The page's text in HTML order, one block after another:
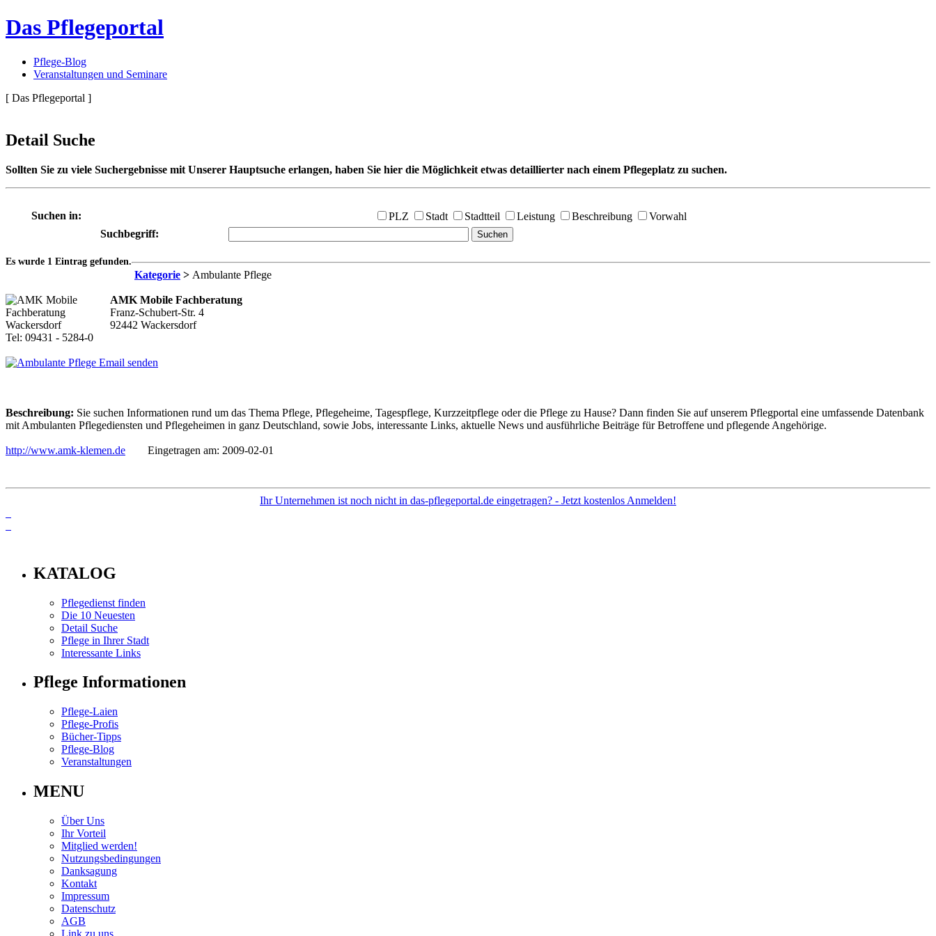
Das Pflegeportal
Pflege-Blog
Veranstaltungen und Seminare
[ Das Pflegeportal ]
Detail Suche
Sollten Sie zu viele Suchergebnisse mit Unserer Hauptsuche erlangen, haben Sie hier die Möglichkeit etwas detaillierter nach einem Pflegeplatz zu suchen.
Suchen in: PLZ Stadt Stadtteil Leistung Beschreibung
Vorwahl
Suchbegriff:
Es wurde 1 Eintrag gefunden.
Kategorie > Ambulante Pflege
AMK Mobile Fachberatung
Franz-Schubert-Str. 4
92442 Wackersdorf
Tel: 09431 - 5284-0
Email senden
Beschreibung: Sie suchen Informationen rund um das Thema Pflege, Pflegeheime, Tagespflege, Kurzzeitpflege oder die Pflege zu Hause? Dann finden Sie auf unserem Pflegportal eine umfassende Datenbank
mit Ambulanten Pflegediensten und Pflegeheimen in ganz Deutschland, sowie Jobs, interessante Links, aktuelle News und ausführliche Beiträge für Betroffene und pflegende Angehörige.
http://www.amk-klemen.de Eingetragen am: 2009-02-01
Ihr Unternehmen ist noch nicht in das-pflegeportal.de eingetragen? - Jetzt kostenlos Anmelden!
KATALOG
Pflegedienst finden
Die 10 Neuesten
Detail Suche
Pflege in Ihrer Stadt
Interessante Links
Pflege Informationen
Pflege-Laien
Pflege-Profis
Bücher-Tipps
Pflege-Blog
Veranstaltungen
MENU
Über Uns
Ihr Vorteil
Mitglied werden!
Nutzungsbedingungen
Danksagung
Kontakt
Impressum
Datenschutz
AGB